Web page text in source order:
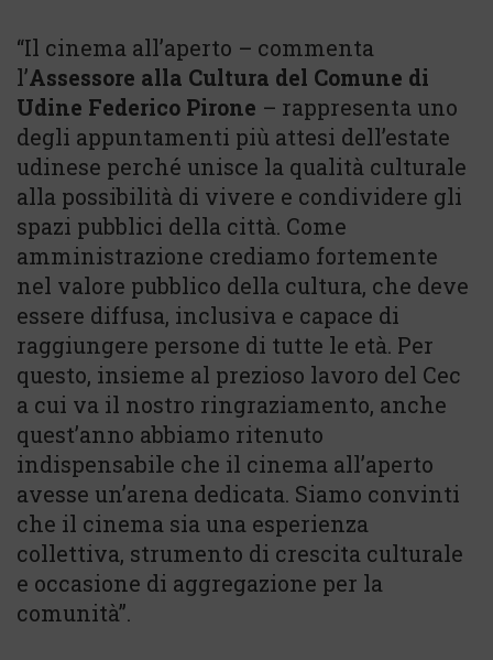
“Il cinema all’aperto – commenta
l’Assessore alla Cultura del Comune di
Udine Federico Pirone – rappresenta uno
degli appuntamenti più attesi dell’estate
udinese perché unisce la qualità culturale
alla possibilità di vivere e condividere gli
spazi pubblici della città. Come
amministrazione crediamo fortemente
nel valore pubblico della cultura, che deve
essere diffusa, inclusiva e capace di
raggiungere persone di tutte le età. Per
questo, insieme al prezioso lavoro del Cec
a cui va il nostro ringraziamento, anche
quest’anno abbiamo ritenuto
indispensabile che il cinema all’aperto
avesse un’arena dedicata. Siamo convinti
che il cinema sia una esperienza
collettiva, strumento di crescita culturale
e occasione di aggregazione per la
comunità”.